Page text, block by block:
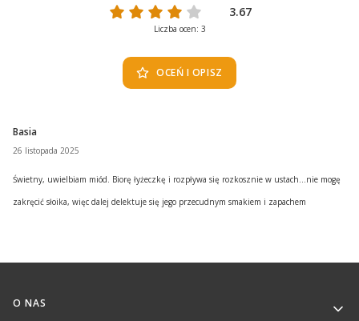
3.67
Liczba ocen: 3
OCEŃ I OPISZ
Basia
26 listopada 2025
Świetny, uwielbiam miód. Biorę łyżeczkę i rozpływa się rozkosznie w ustach...nie mogę
zakręcić słoika, więc dalej delektuje się jego przecudnym smakiem i zapachem
Linki w stopce
O NAS